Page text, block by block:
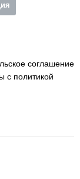
соглашение
с политикой